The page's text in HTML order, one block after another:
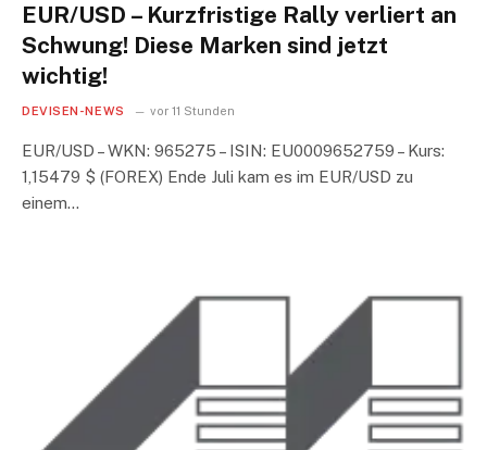
EUR/USD – Kurzfristige Rally verliert an
Schwung! Diese Marken sind jetzt
wichtig!
DEVISEN-NEWS vor 11 Stunden
EUR/USD – WKN: 965275 – ISIN: EU0009652759 – Kurs:
1,15479 $ (FOREX) Ende Juli kam es im EUR/USD zu
einem…